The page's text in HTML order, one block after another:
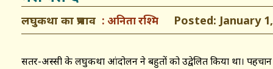
लघुकथा का प्रभाव अनिता रश्मि Posted: January 1,
सतर-अस्सी के लघुकथा आंदोलन ने बहुतों को उद्वेलित किया था।